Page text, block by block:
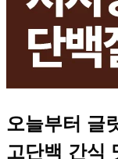
오늘부터 글
고단백 간식